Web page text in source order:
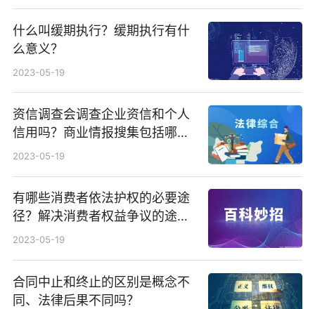
什么叫缓期执行？缓期执行有什
么意义？
2023-05-19
资信调查会调查企业资信和个人
信用吗？商业情报搜集包括哪
些？
2023-05-19
有哪些消费者依法护权的必要途
径？解决消费者权益争议的途径
有几种？
2023-05-19
合同中止和终止的区别是概念不
同、法律后果不同吗？